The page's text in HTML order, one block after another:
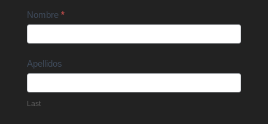
Contact
Nombre *
Apellidos
Last